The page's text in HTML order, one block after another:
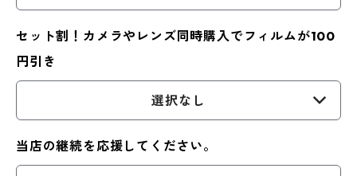
セット割！カメラやレンズ同時購入でフィルムが100
円引き
選択なし
当店の継続を応援してください。